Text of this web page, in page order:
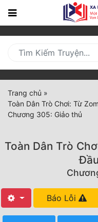
Trang
Mới
Cập
Nhật
(current)
BXH
Truyện Mới Ra
Hoàn Thành
Trang chủ »
Toàn Dân Trò Chơi: Từ
Chương 305: Giảo thủ
Toàn Dân Trò
Báo Lỗi